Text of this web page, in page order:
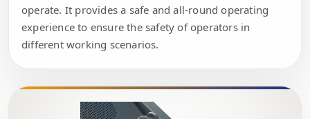
operate. It provides a safe and all-round operating
experience to ensure the safety of operators in
different working scenarios.